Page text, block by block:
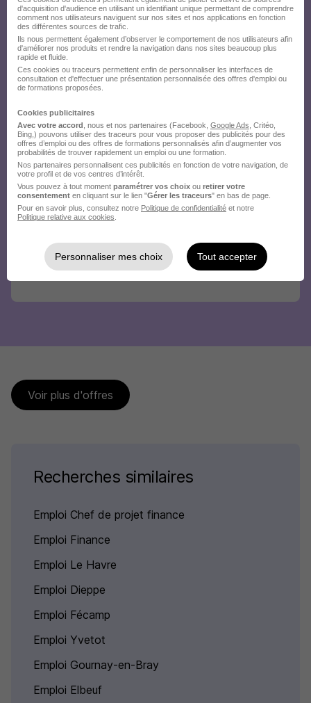
Voir plus d'offres
Recherches similaires
Emploi Chef de projet finance
Emploi Finance
Emploi Le Havre
Emploi Dieppe
Emploi Fécamp
Emploi Yvetot
Emploi Gournay-en-Bray
Emploi Elbeuf
d'acquisition d'audience en utilisant un identifiant unique permettant de comprendre
comment nos utilisateurs naviguent sur nos sites et nos applications en fonction
des différentes sources de trafic.
Ils nous permettent également d’observer le comportement de nos utilisateurs afin
d'améliorer nos produits et rendre la navigation dans nos sites beaucoup plus
rapide et fluide.
Ces cookies ou traceurs permettent enfin de personnaliser les interfaces de
consultation et d'effectuer une présentation personnalisée des offres d'emploi ou
de formations proposées.
Cookies publicitaires
Avec votre accord , nous et nos partenaires (Facebook, Google Ads , Critéo,
Bing,) pouvons utiliser des traceurs pour vous proposer des publicités pour des
offres d’emploi ou des offres de formations personnalisés afin d’augmenter vos
probabilités de trouver rapidement un emploi ou une formation.
Nos partenaires personnalisent ces publicités en fonction de votre navigation, de
votre profil et de vos centres d’intérêt.
Vous pouvez à tout moment paramétrer vos choix ou retirer votre
consentement en cliquant sur le lien "Gérer les traceurs" en bas de page.
Pour en savoir plus, consultez notre Politique de confidentialité et notre
Politique relative aux cookies
Personnaliser mes choix Tout accepter